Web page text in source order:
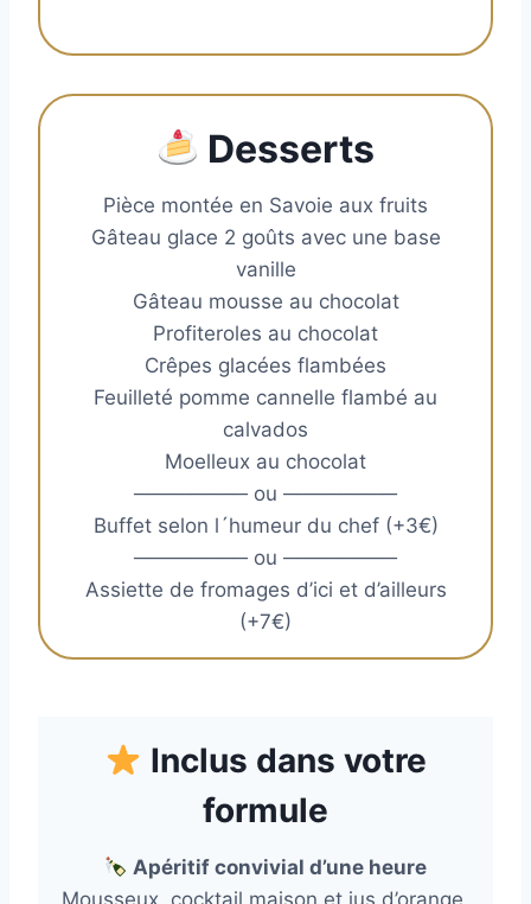
Desserts
Pièce montée en Savoie aux fruits
Gâteau glace 2 goûts avec une base
vanille
Gâteau mousse au chocolat
Profiteroles au chocolat
Crêpes glacées flambées
Feuilleté pomme cannelle flambé au
calvados
Moelleux au chocolat
──────── ou ────────
Buffet selon l´humeur du chef (+3€)
──────── ou ────────
Assiette de fromages d’ici et d’ailleurs
(+7€)
Inclus dans votre
formule
Apéritif convivial d’une heure
Mousseux, cocktail maison et jus d’orange,